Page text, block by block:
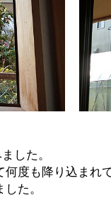
した。
度も降り込まれ
た。